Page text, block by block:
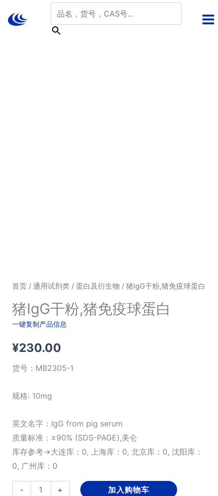
首页/ 通用试剂类/ 蛋白及衍生物 / 猪IgG干粉,猪免疫球蛋白
猪IgG干粉,猪免疫球蛋白
一键复制产品信息
¥230.00
货号： MB2305-1
规格: 10mg
英文名字：IgG from pig serum
质量标准：≥90% (SDS-PAGE),美仑
库存参考→大连库：0, 上海库：0, 北京库：0, 沈阳库：
0, 广州库：0
- + 加入购物车